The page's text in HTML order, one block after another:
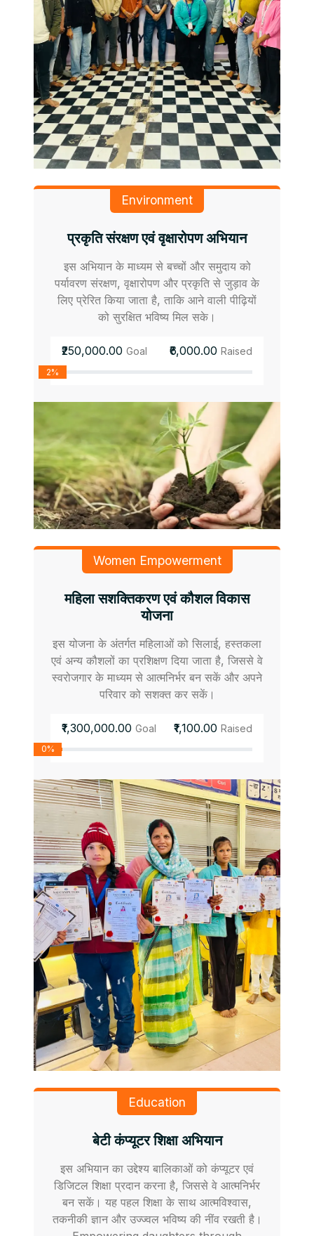
Environment
प्रकृति संरक्षण एवं वृक्षारोपण अभियान
इस अभियान के माध्यम से बच्चों और समुदाय को
पर्यावरण संरक्षण, वृक्षारोपण और प्रकृति से जुड़ाव के
लिए प्रेरित किया जाता है, ताकि आने वाली पीढ़ियों
को सुरक्षित भविष्य मिल सके।
₹250,000.00 Goal ₹6,000.00 Raised
2%
Women Empowerment
महिला सशक्तिकरण एवं कौशल विकास
योजना
इस योजना के अंतर्गत महिलाओं को सिलाई, हस्तकला
एवं अन्य कौशलों का प्रशिक्षण दिया जाता है, जिससे वे
स्वरोजगार के माध्यम से आत्मनिर्भर बन सकें और अपने
परिवार को सशक्त कर सकें।
₹1,300,000.00 Goal ₹1,100.00 Raised
0%
Education
बेटी कंप्यूटर शिक्षा अभियान
इस अभियान का उद्देश्य बालिकाओं को कंप्यूटर एवं
डिजिटल शिक्षा प्रदान करना है, जिससे वे आत्मनिर्भर
बन सकें। यह पहल शिक्षा के साथ आत्मविश्वास,
तकनीकी ज्ञान और उज्ज्वल भविष्य की नींव रखती है।